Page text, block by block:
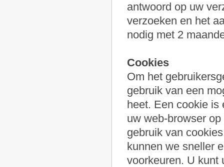
antwoord op uw
verzoeken en het
nodig met 2
Cookies
Om het
gebruik van een
heet. Een cookie is
uw web-browser
gebruik van
kunnen we sneller
voorkeuren. U kunt